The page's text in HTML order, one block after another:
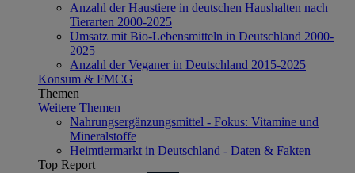
Anzahl der Haustiere in deutschen Haushalten nach
Tierarten 2000-2025
Umsatz mit Bio-Lebensmitteln in Deutschland 2000-
2025
Anzahl der Veganer in Deutschland 2015-2025
Konsum & FMCG
Themen
Weitere Themen
Nahrungsergänzungsmittel - Fokus: Vitamine und
Mineralstoffe
Heimtiermarkt in Deutschland - Daten & Fakten
Top Report